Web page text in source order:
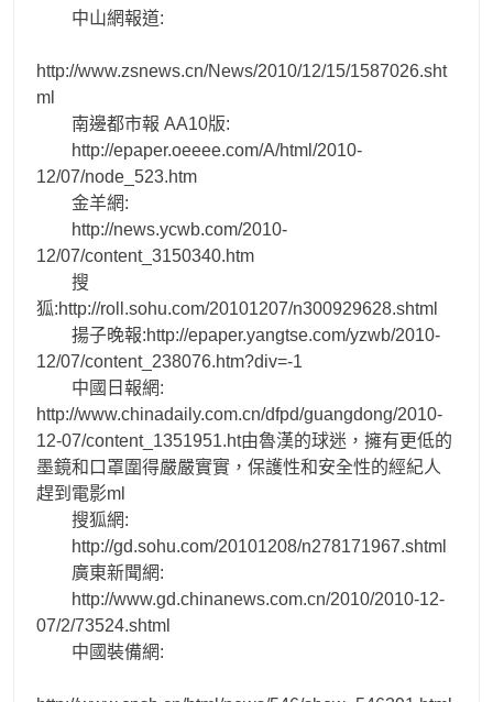
中山網報道:
http://www.zsnews.cn/News/2010/12/15/1587026.sht
ml
南邊都市報 AA10版:
http://epaper.oeeee.com/A/html/2010-
12/07/node_523.htm
金羊網:
http://news.ycwb.com/2010-
12/07/content_3150340.htm
搜
狐:http://roll.sohu.com/20101207/n300929628.shtml
揚子晚報:http://epaper.yangtse.com/yzwb/2010-
12/07/content_238076.htm?div=-1
中國日報網:
http://www.chinadaily.com.cn/dfpd/guangdong/2010-
12-07/content_1351951.ht由魯漢的球迷，擁有更低的
墨鏡和口罩圍得嚴嚴實實，保護性和安全性的經紀人
趕到電影ml
搜狐網:
http://gd.sohu.com/20101208/n278171967.shtml
廣東新聞網:
http://www.gd.chinanews.com.cn/2010/2010-12-
07/2/73524.shtml
中國裝備網: